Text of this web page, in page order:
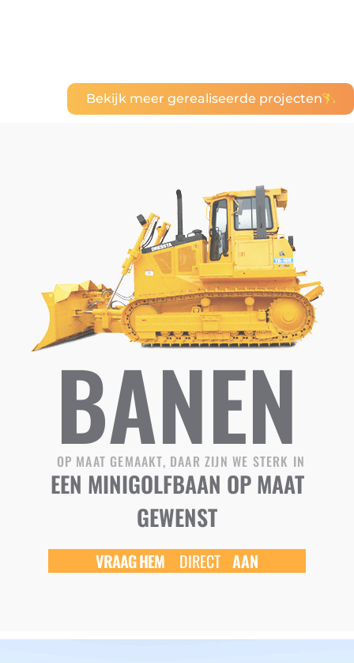
Bekijk meer gerealiseerde projecten
BANEN
OP MAAT GEMAAKT, DAAR ZIJN WE STERK IN
EEN MINIGOLFBAAN OP MAAT
GEWENST
VRAAGHEM D
I AAN